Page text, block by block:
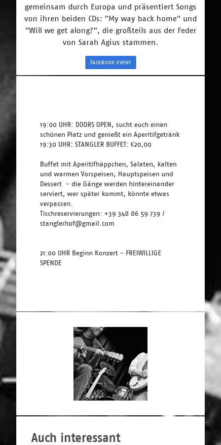
gemeinsam durch Europa und präsentiert Songs
von ihren beiden CDs: "My way back home" und
"Will we get along?", die großteils aus der Feder
von Sarah Agius stammen.
Facebook event
19:00 UHR: DOORS OPEN, sucht euch einen
schönen Platz und genießt ein Aperitifgetränk
19:30 UHR: STANGLER BUFFET: €20,00
Buffet mit Aperitifhäppchen, Salaten, kalten
und warmen Vorspeisen, Hauptspeisen und
Dessert  - die Gänge werden hintereinander
serviert, wer später kommt, könnte etwas
verpassen.
Tischreservierungen: +39 348 86 59 739 /
stanglerhof@gmail.com
21:00 UHR Beginn Konzert - FREIWILLIGE
SPENDE
Auch interessant